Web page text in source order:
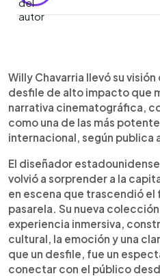
► Escuchar artículo
Willy Chavarria presentó
que combinó estética
puesta en escena
desfile se desarrolló
inmersivo donde la música
actuaciones de Mon
Santos Bravos. La
sastrería inspirada en los
chaquetas de hombros
amplios, junto a prendas
de cuero y bombers. La
oscuros con colores
“Eterno”, transmitió un
mezcla cultural y
Willy Chavarria llevó su visión
desfile de alto impacto que
narrativa cinematográfica,
como una de las más
internacional, según publica
El diseñador
volvió a sorprender a la
en escena que trascendió
pasarela. Su nueva
experiencia inmersiva,
cultural, la emoción y una
que un desfile, fue un
conectar con el público